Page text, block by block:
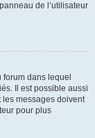
de l’utilisateur
dans lequel
Il est possible aussi
les messages doivent
pour plus